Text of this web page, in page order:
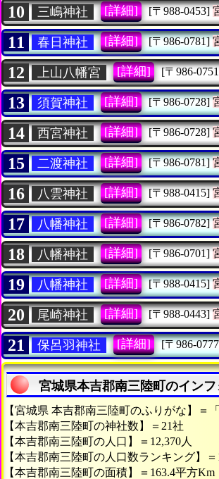
10 三嶋神社 [詳細] [〒988-0453]
11 春日神社 [詳細] [〒986-0781]
12 上山八幡宮 [詳細] [〒986-
13 須賀神社 [詳細] [〒986-0728]
14 西宮神社 [詳細] [〒986-0728]
15 二渡神社 [詳細] [〒986-0781]
16 八雲神社 [詳細] [〒988-0415]
17 八幡神社 [詳細] [〒986-0782]
18 八幡神社 [詳細] [〒986-0701]
19 八幡神社 [詳細] [〒988-0415]
20 尾崎神社 [詳細] [〒988-0443]
21 保呂羽神社 [詳細] [〒986-
宮城県本吉郡南三陸町のイン
【宮城県 本吉郡南三陸町のふりがな】＝
【本吉郡南三陸町の神社数】＝21社
【本吉郡南三陸町の人口】＝12,370人
【本吉郡南三陸町の人口数ランキング】
【本吉郡南三陸町の面積】＝163.4平方Km